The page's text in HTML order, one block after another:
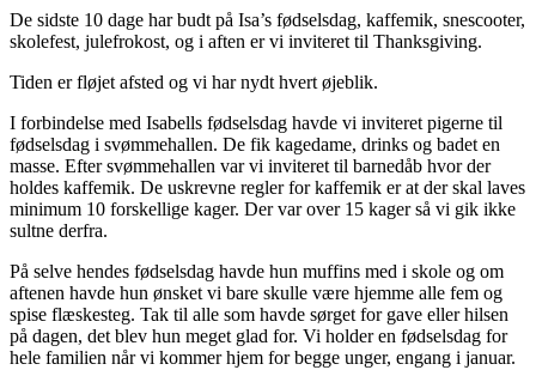
De sidste 10 dage har budt på Isa’s fødselsdag, kaffemik, snescooter,
skolefest, julefrokost, og i aften er vi inviteret til Thanksgiving.
Tiden er fløjet afsted og vi har nydt hvert øjeblik.
I forbindelse med Isabells fødselsdag havde vi inviteret pigerne til
fødselsdag i svømmehallen. De fik kagedame, drinks og badet en
masse. Efter svømmehallen var vi inviteret til barnedåb hvor der
holdes kaffemik. De uskrevne regler for kaffemik er at der skal laves
minimum 10 forskellige kager. Der var over 15 kager så vi gik ikke
sultne derfra.
På selve hendes fødselsdag havde hun muffins med i skole og om
aftenen havde hun ønsket vi bare skulle være hjemme alle fem og
spise flæskesteg. Tak til alle som havde sørget for gave eller hilsen
på dagen, det blev hun meget glad for. Vi holder en fødselsdag for
hele familien når vi kommer hjem for begge unger, engang i januar.